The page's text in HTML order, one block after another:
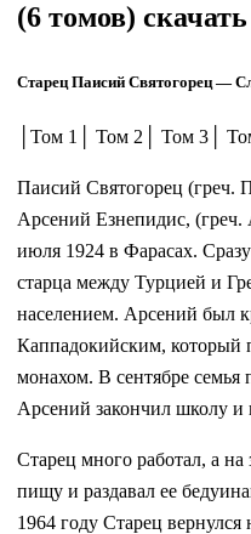
(6 томов) скачать
Старец Паисий Святогорец —
│Том 1│ Том 2│ Том 3│
Паисий Святогорец (греч.
Арсений Езнепидис, (греч.
июля 1924 в Фарасах.
старца между Турцией и
населением. Арсений был
Каппадокийским, который
монахом. В сентябре семья
Арсений закончил школу и
Старец много работал, а
пищу и раздавал ее
1964 году Старец